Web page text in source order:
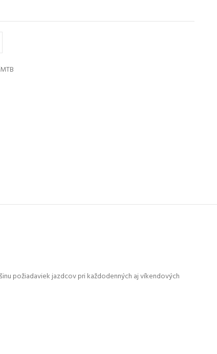
požiadaviek jazdcov pri každodenných aj víkendových